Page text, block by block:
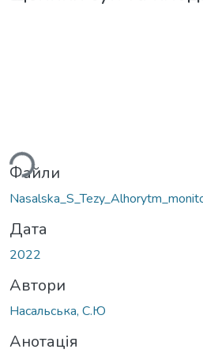
Файли
Дата
2022
Автори
Насальська, С.Ю
Анотація